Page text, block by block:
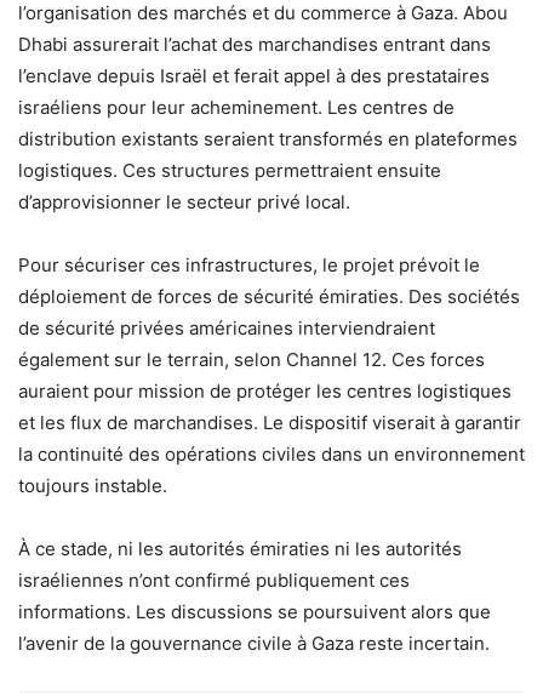
l’organisation des marchés et du commerce à Gaza. Abou
Dhabi assurerait l’achat des marchandises entrant dans
l’enclave depuis Israël et ferait appel à des prestataires
israéliens pour leur acheminement. Les centres de
distribution existants seraient transformés en plateformes
logistiques. Ces structures permettraient ensuite
d’approvisionner le secteur privé local.
Pour sécuriser ces infrastructures, le projet prévoit le
déploiement de forces de sécurité émiraties. Des sociétés
de sécurité privées américaines interviendraient
également sur le terrain, selon Channel 12. Ces forces
auraient pour mission de protéger les centres logistiques
et les flux de marchandises. Le dispositif viserait à garantir
la continuité des opérations civiles dans un environnement
toujours instable.
À ce stade, ni les autorités émiraties ni les autorités
israéliennes n’ont confirmé publiquement ces
informations. Les discussions se poursuivent alors que
l’avenir de la gouvernance civile à Gaza reste incertain.